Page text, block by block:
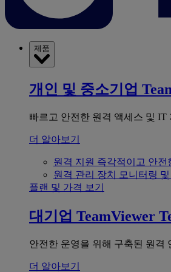
제품
개인 및 중소기업
빠르고 안전한 원격 액세스 및 IT
더 알아보기
원격 지원 즉각적이고 안전
원격 관리 장치 모니터링 및
플랜 및 가격 보기
대기업 TeamViewer
안전한 운영을 위해 구축된 원격
더 알아보기